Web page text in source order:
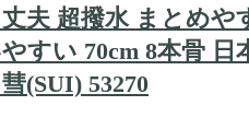
夫 超撥水 まとめや
すい 70cm 8本骨 日
(SUI) 53270